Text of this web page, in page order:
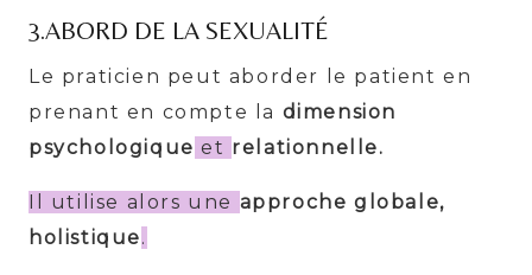
3.ABORD DE LA SEXUALITÉ
Le praticien peut aborder le patient en
prenant en compte la dimension
psychologique et relationnelle.
Il utilise alors une approche globale,
holistique.